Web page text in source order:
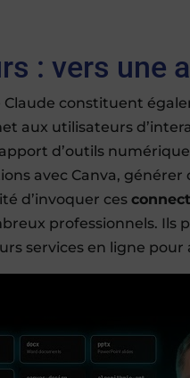
: vers une
Claude constituent
aux utilisateurs
d’outils
avec Canva,
d’invoquer ces
professionnels.
services en ligne